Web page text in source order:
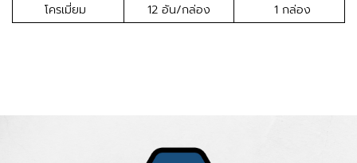
โครเมี่ยม
12 อัน/กล่อง 1 กล่อง